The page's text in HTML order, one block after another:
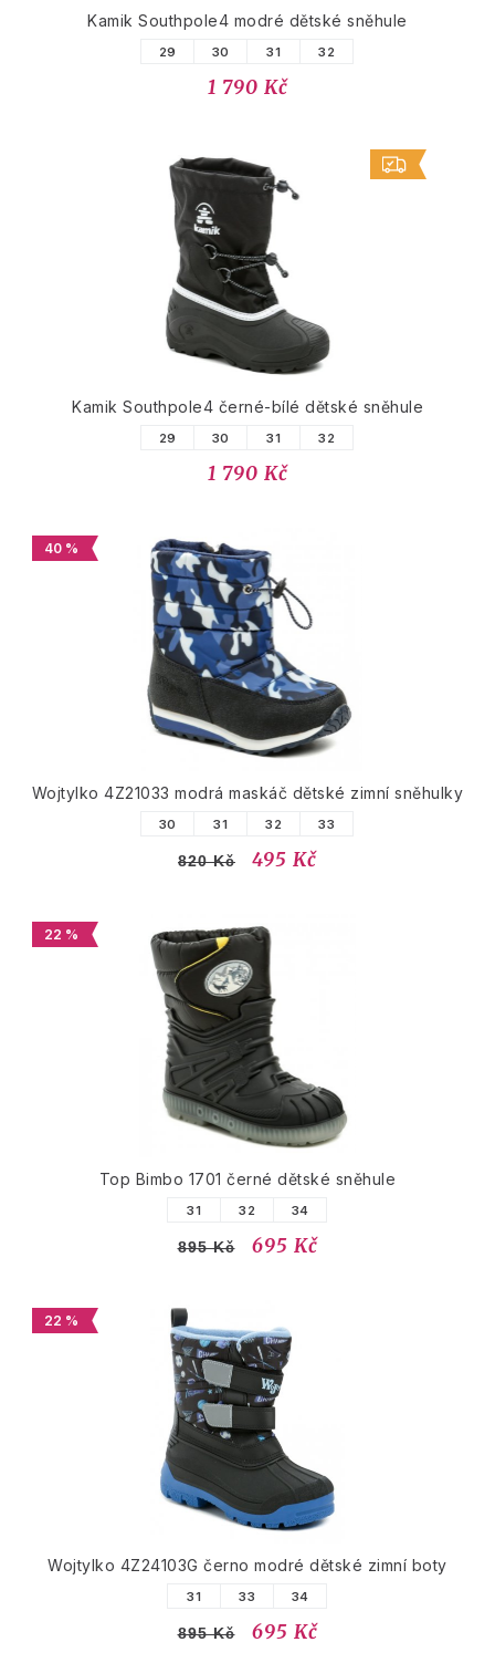
Kamik Southpole4 modré dětské sněhule
29 30 31 32
1 790 Kč
Kamik Southpole4 černé-bílé dětské sněhule
29 30 31 32
1 790 Kč
40 %
Wojtylko 4Z21033 modrá maskáč dětské zimní sněhulky
30 31 32 33
820 Kč 495 Kč
22 %
Top Bimbo 1701 černé dětské sněhule
31 32 34
895 Kč 695 Kč
22 %
Wojtylko 4Z24103G černo modré dětské zimní boty
31 33 34
895 Kč 695 Kč